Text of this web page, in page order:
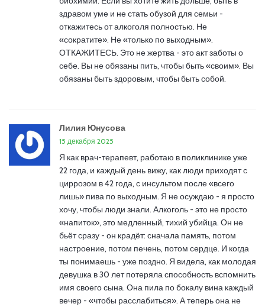
здравом уме и не стать обузой для семьи -
откажитесь от алкоголя полностью. Не
«сократите». Не «только по выходным».
ОТКАЖИТЕСЬ. Это не жертва - это акт заботы о
себе. Вы не обязаны пить, чтобы быть «своим». Вы
обязаны быть здоровым, чтобы быть собой.
Лилия Юнусова
15 декабря 2025
Я как врач-терапевт, работаю в поликлинике уже
22 года, и каждый день вижу, как люди приходят с
циррозом в 42 года, с инсультом после «всего
лишь» пива по выходным. Я не осуждаю - я просто
хочу, чтобы люди знали. Алкоголь - это не просто
«напиток», это медленный, тихий убийца. Он не
бьёт сразу - он крадёт: сначала память, потом
настроение, потом печень, потом сердце. И когда
ты понимаешь - уже поздно. Я видела, как молодая
девушка в 30 лет потеряла способность вспомнить
имя своего сына. Она пила по бокалу вина каждый
вечер - «чтобы расслабиться». А теперь она не